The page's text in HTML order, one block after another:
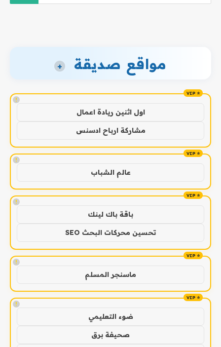
مواقع صديقة +
!
اول اثنين ريادة اعمال
مشاركة ارباح ادسنس
!
عالم الشباب
!
باقة باك لينك
تحسين محركات البحث SEO
!
ماسنجر المسلم
!
ضوء التعليمي
صحيفة برق